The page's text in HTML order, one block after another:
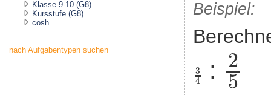
Klasse 9-10 (G8)
Kursstufe (G8)
cosh
nach Aufgabentypen suchen
Beispiel:
3
4
3 :
2
5
25